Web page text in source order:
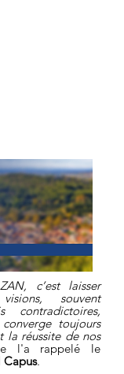
c’est laisser
souvent
contradictoires,
toujours
la réussite de nos
l'a rappelé le
Capus.